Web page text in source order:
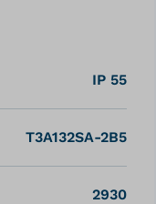
IP 55
T3A132SA-2B5
2930